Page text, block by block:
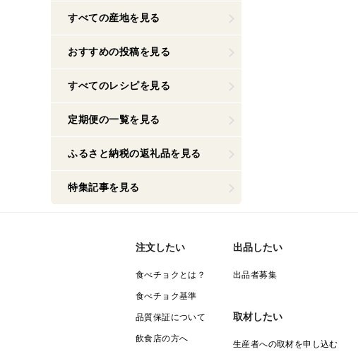
すべての産地を見る
おすすめの投稿を見る
すべてのレシピを見る
定期便の一覧を見る
ふるさと納税の返礼品を見る
特集記事を見る
注文したい
食べチョクとは？
食べチョク基準
品質保証について
飲食店の方へ
出品したい
出品者募集
取材したい
生産者への取材を申し込む